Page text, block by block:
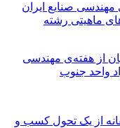
مهندسی صنایع ایران
ماهیتی رشته
از هفته‌ی مهندسی
واحد جنوب
از یک تحول کسب و